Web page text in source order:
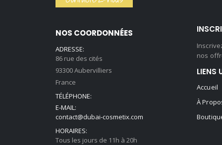
59,90 €.
NOS COORDONNÉES
ADRESSE:
86 rue des cités
93300 Aubervilliers
France
TÉLÉPHONE:
E-MAIL:
contact@dubai-cosmetix.com
HORAIRES:
Tous les jours de 11h à 20h
nos
LIENS
Accueil
À